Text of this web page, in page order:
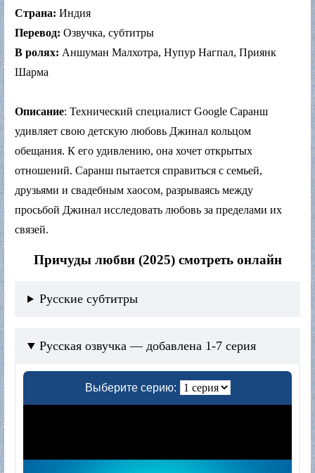
Страна: Индия
Перевод: Озвучка, субтитры
В ролях: Аншуман Малхотра, Нупур Нагпал, Приянк
Шарма
Описание: Технический специалист Google Саранш
удивляет свою детскую любовь Джинал кольцом
обещания. К его удивлению, она хочет открытых
отношений. Саранш пытается справиться с семьей,
друзьями и свадебным хаосом, разрываясь между
просьбой Джинал исследовать любовь за пределами их
связей.
Причуды любви (2025) смотреть онлайн
Русские субтитры
Русская озвучка — добавлена 1-7 серия
Выберите серию: